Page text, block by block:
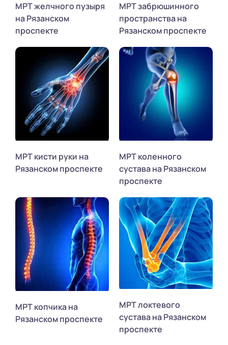
МРТ желчного пузыря
на Рязанском
проспекте
МРТ забрюшинного
пространства на
Рязанском проспекте
МРТ кисти руки на
Рязанском проспекте
МРТ коленного
сустава на Рязанском
проспекте
МРТ копчика на
Рязанском проспекте
МРТ локтевого
сустава на Рязанском
проспекте